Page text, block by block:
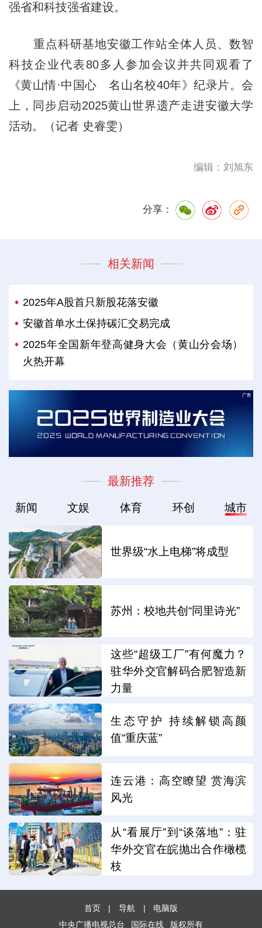
强省和科技强省建设。
重点科研基地安徽工作站全体人员、数智
科技企业代表80多人参加会议并共同观看了
《黄山情·中国心 名山名校40年》纪录片。会
上，同步启动2025黄山世界遗产走进安徽大学
活动。（记者 史睿雯）
编辑：刘旭东
分享：
相关新闻
2025年A股首只新股花落安徽
安徽首单水土保持碳汇交易完成
2025年全国新年登高健身大会（黄山分会场）
火热开幕
最新推荐
新闻 文娱 体育 环创 城市
世界级“水上电梯”将成型
苏州：校地共创“同里诗光”
这些“超级工厂”有何魔力？
驻华外交官解码合肥智造新
力量
生态守护 持续解锁高颜
值“重庆蓝”
连云港：高空瞭望 赏海滨
风光
从“看展厅”到“谈落地”：驻
华外交官在皖抛出合作橄榄
枝
首页 | 导航 |
电脑版
中央广播电视总台
国际在线 版权所有